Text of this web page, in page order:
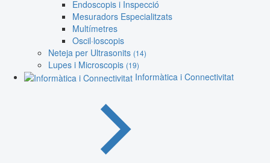
Endoscopis i Inspecció
Mesuradors Especialitzats
Multímetres
Oscil·loscopis
Neteja per Ultrasonits (14)
Lupes i Microscopis (19)
Informàtica i Connectivitat